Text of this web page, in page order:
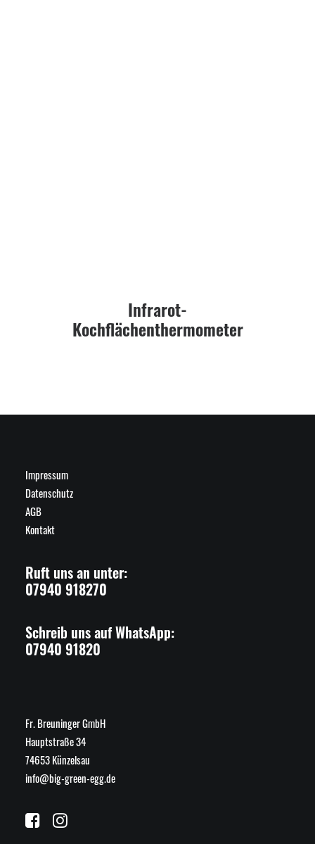
Infrarot-
Kochflächenthermometer
Impressum
Datenschutz
AGB
Kontakt
Ruft uns an unter:
07940 918270
Schreib uns auf WhatsApp:
07940 91820
Fr. Breuninger GmbH
Hauptstraße 34
74653 Künzelsau
info@big-green-egg.de